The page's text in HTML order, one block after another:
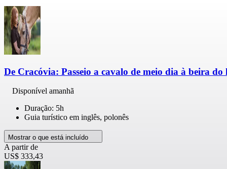
De Cracóvia: Passeio a cavalo de meio dia à beira do
Disponível amanhã
Duração: 5h
Guia turístico em inglês, polonês
Mostrar o que está incluído
A partir de
US$ 333,43